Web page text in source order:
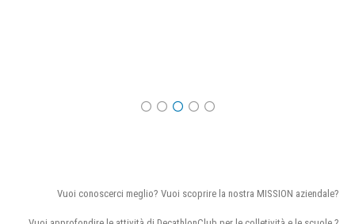
Vuoi conoscerci meglio? Vuoi scoprire la nostra MISSION aziendale?